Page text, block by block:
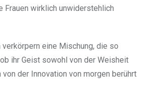
Frauen wirklich unwiderstehlich
verkörpern eine Mischung, die so
ihr Geist sowohl von der Weisheit
von der Innovation von morgen berührt